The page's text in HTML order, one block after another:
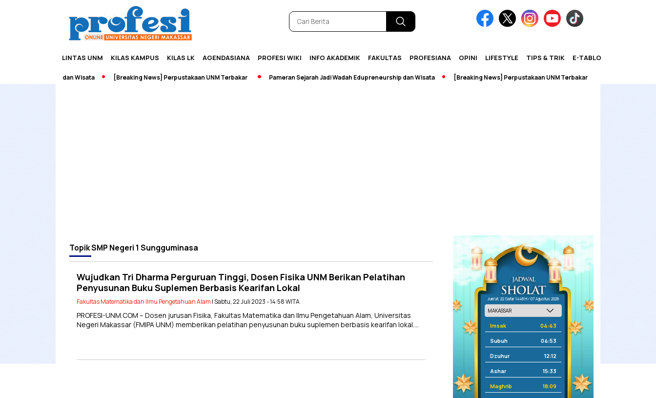
LINTAS UNM KILAS KAMPUS KILAS LK AGENDASIANA PROFESI WIKI INFO AKADEMIK FAKULTAS PROFESIANA OPINI LIFESTYLE TIPS & TRIK E-TABLOID
Edupreneurship dan Wisata [Breaking News] Perpustakaan UNM Terbakar Pameran Sejarah Jadi Wadah Edupreneurship dan Wisata [Breaking News] Perpustakaan UNM Terbakar
TopikSMP Negeri 1 Sungguminasa
Wujudkan Tri Dharma Perguruan Tinggi, Dosen Fisika UNM Berikan Pelatihan
Penyusunan Buku Suplemen Berbasis Kearifan Lokal
Fakultas Matematika dan Ilmu Pengetahuan Alam | Sabtu, 22 Juli 2023 - 14:58 WITA
PROFESI-UNM.COM – Dosen jurusan Fisika, Fakultas Matematika dan Ilmu Pengetahuan Alam, Universitas
Negeri Makassar (FMIPA UNM) memberikan pelatihan penyusunan buku suplemen berbasis kearifan lokal….
Jum'at, 22 Safar 1448 H / 07 Agustus 2026
Imsak 04:43
Subuh 04:53
Dzuhur 12:12
Ashar 15:33
Maghrib 18:09